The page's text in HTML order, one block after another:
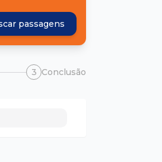
passagens
3 Conclusão